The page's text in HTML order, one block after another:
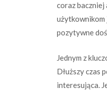
coraz baczniej
pozytywne
Jednym z
Dłuższy czas
interesująca.